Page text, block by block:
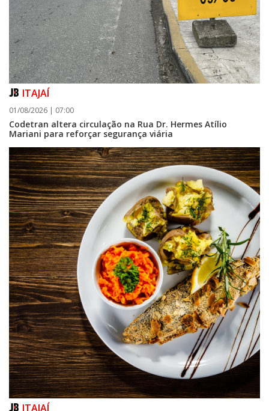
06/08/2026 | 07:00
Inscrições para a exploração da gastronomia do 14º Acampamento
Farroupilha estão abertas
CAMBORIÚ
ITAJAÍ
01/08/2026 | 07:00
Codetran altera circulação na Rua Dr. Hermes Atílio
Mariani para reforçar segurança viária
ITAJAÍ